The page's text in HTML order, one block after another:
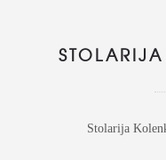
Stolarija